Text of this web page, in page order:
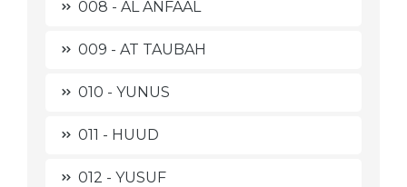
008 - AL ANFAAL
009 - AT TAUBAH
010 - YUNUS
011 - HUUD
012 - YUSUF